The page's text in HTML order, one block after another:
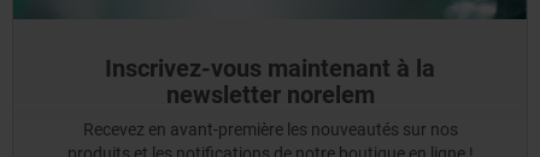
Inscrivez-vous maintenant à la
newsletter norelem
Recevez en avant-première les nouveautés sur nos